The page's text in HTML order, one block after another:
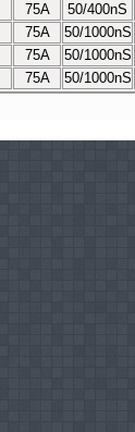
75A 50/400nS
75A 50/1000nS
75A 50/1000nS
75A 50/1000nS